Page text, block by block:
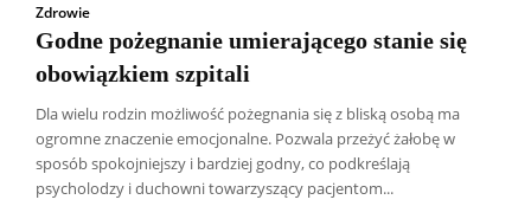
Zdrowie
Godne pożegnanie umierającego stanie się
obowiązkiem szpitali
Dla wielu rodzin możliwość pożegnania się z bliską osobą ma
ogromne znaczenie emocjonalne. Pozwala przeżyć żałobę w
sposób spokojniejszy i bardziej godny, co podkreślają
psycholodzy i duchowni towarzyszący pacjentom...
Wszyscy Aleksander Borowik
Antoni Radczenko
Artur Płokszto
Grzegorz Górny
ks. Jarosław Wąsowicz SDB